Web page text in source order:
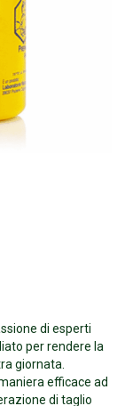
di esperti
per rendere la
giornata.
efficace ad
di taglio